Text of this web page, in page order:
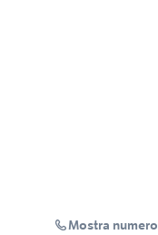
Mostra numero